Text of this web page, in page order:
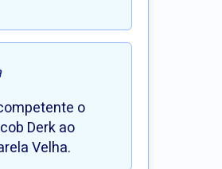
o
Derk ao
Velha.